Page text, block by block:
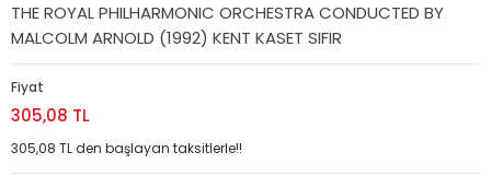
THE ROYAL PHILHARMONIC ORCHESTRA CONDUCTED BY
MALCOLM ARNOLD (1992) KENT KASET SIFIR
Fiyat
305,08 TL
305,08 TL den başlayan taksitlerle!!